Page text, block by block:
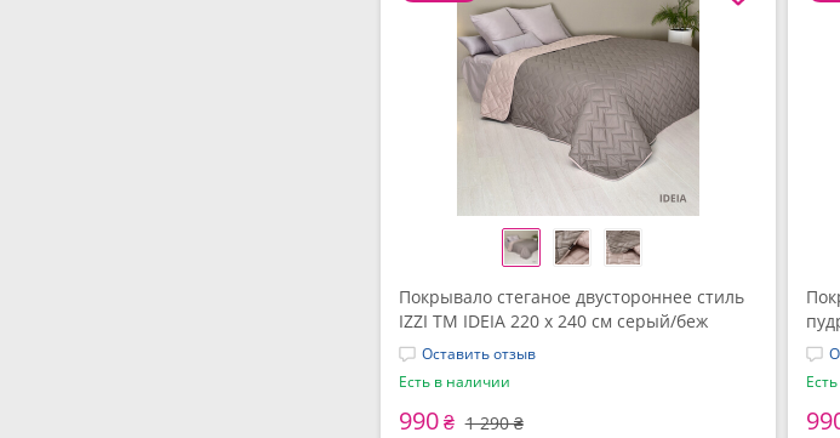
Покрывало стеганое двустороннее стиль
IZZI TM IDEIA 220 x 240 см серый/беж
Оставить отзыв
Есть в наличии
990₴ 1 290 ₴